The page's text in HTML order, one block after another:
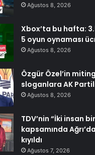
Ağustos 8, 2026
Xbox’ta bu hafta:
5 oyun oynaması
Ağustos 8, 2026
Özgür Özel’in
sloganlara AK
Ağustos 8, 2026
TDV’nin “İki insan
kapsamında
kıyıldı
Ağustos 7, 2026